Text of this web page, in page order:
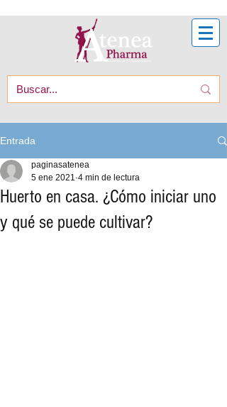
Entrada
Huerto en casa. ¿Cómo iniciar uno
y qué se puede cultivar?
paginasatenea
5 ene 2021 4 min de lectura